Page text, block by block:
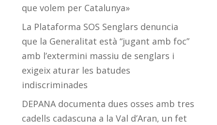
que volem per Catalunya»
La Plataforma SOS Senglars denuncia
que la Generalitat està “jugant amb foc”
amb l’extermini massiu de senglars i
exigeix aturar les batudes
indiscriminades
DEPANA documenta dues osses amb tres
cadells cadascuna a la Val d’Aran, un fet